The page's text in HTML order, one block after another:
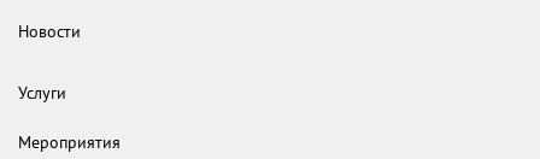
Новости
Услуги
Мероприятия